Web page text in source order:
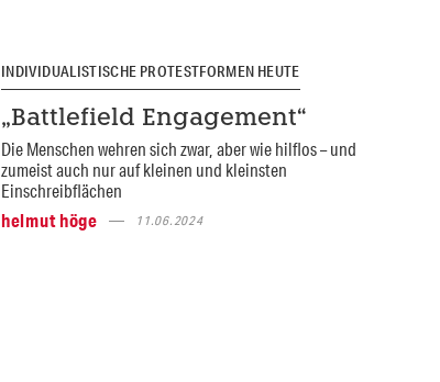
INDIVIDUALISTISCHE PROTESTFORMEN HEUTE
„Battlefield Engagement“
Die Menschen wehren sich zwar, aber wie hilflos – und
zumeist auch nur auf kleinen und kleinsten
Einschreibflächen
helmut höge
11.06.2024